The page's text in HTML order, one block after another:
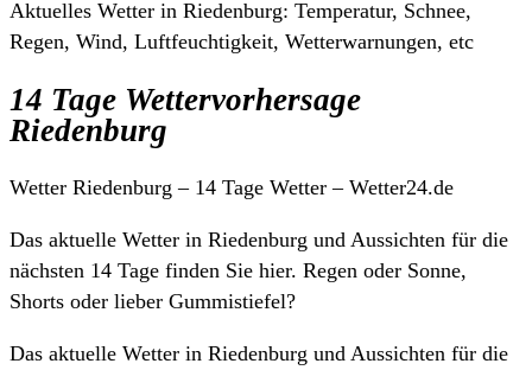
Aktuelles Wetter in Riedenburg: Temperatur, Schnee,
Regen, Wind, Luftfeuchtigkeit, Wetterwarnungen, etc
14 Tage Wettervorhersage
Riedenburg
Wetter Riedenburg – 14 Tage Wetter – Wetter24.de
Das aktuelle Wetter in Riedenburg und Aussichten für die
nächsten 14 Tage finden Sie hier. Regen oder Sonne,
Shorts oder lieber Gummistiefel?
Das aktuelle Wetter in Riedenburg und Aussichten für die